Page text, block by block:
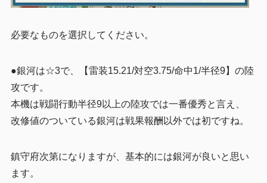
必要なものを選択してください。
●銀河は☆3で、【雷装15.21/対空3.75/命中1/半径9】の陸
攻です。
本機は戦闘行動半径9以上の陸攻では一番優秀と言え、
改修値のついている銀河は戦果報酬以外では初ですね。
鎮守府次第になりますが、基本的には銀河が良いと思い
ます。